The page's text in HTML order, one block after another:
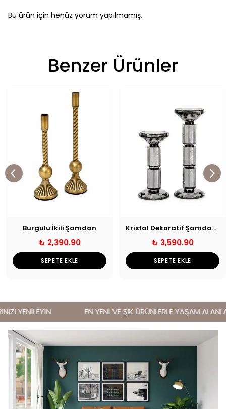
Bu ürün için henüz yorum yapılmamış.
Benzer Ürünler
Burgulu İkili Şamdan
₺ 2,390.90
SEPETE EKLE
Kristal Dekoratif Şamdan Seti
₺ 3,590.90
SEPETE EKLE
YENİLEYİN EN YENİ VE ŞIK ÜRÜNLERLE YAŞAM